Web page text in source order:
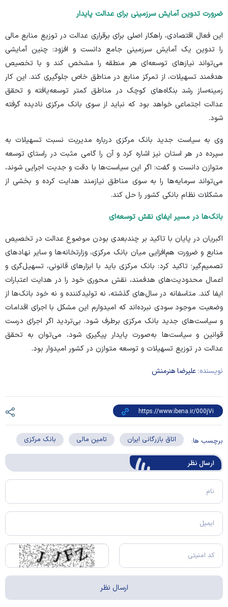
ضرورت تدوین آمایش سرزمینی برای عدالت پایدار
این فعال اقتصادی، راهکار اصلی برای برقراری عدالت در توزیع منابع مالی
را تدوین یک آمایش سرزمینی جامع دانست و افزود: چنین آمایشی
می‌تواند نیاز‌های توسعه‌ای هر منطقه را مشخص کند و با تخصیص
هدفمند تسهیلات، از تمرکز منابع در مناطق خاص جلوگیری کند. این کار
زمینه‌ساز رشد بنگاه‌های کوچک در مناطق کمتر توسعه‌یافته و تحقق
عدالت اجتماعی خواهد بود که نباید از سوی بانک مرکزی نادیده گرفته
شود.
وی به سیاست جدید بانک مرکزی درباره مدیریت نسبت تسهیلات به
سپرده در هر استان نیز اشاره کرد و آن را گامی مثبت در راستای توسعه
متوازن دانست و گفت: اگر این سیاست‌ها با دقت و جدیت اجرایی شوند،
می‌تواند سرمایه‌ها را به سوی مناطق نیازمند هدایت کرده و بخشی از
مشکلات نظام بانکی کشور را حل کند.
بانک‌ها در مسیر ایفای نقش توسعه‌ای
اکبریان در پایان با تاکید بر چندبعدی بودن موضوع عدالت در تخصیص
منابع و ضرورت هم‌افزایی میان بانک مرکزی، وزارتخانه‌ها و سایر نهاد‌های
تصمیم‌گیر؛ تاکید کرد: بانک مرکزی باید با ابزار‌های قانونی، تسهیل‌گری و
اعمال محدودیت‌های هدفمند، نقش محوری خود را در هدایت اعتبارات
ایفا کند. متاسفانه در سال‌های گذشته، نه تولیدکننده و نه خود بانک‌ها از
وضعیت موجود سودی نبرده‌اند که امیدوارم این مشکل با اجرای اقدامات
و سیاست‌های جدید بانک مرکزی برطرف شود. بی‌تردید اگر اجرای درست
قوانین و سیاست‌ها به‌صورت پایدار پیگیری شود، می‌توان به تحقق
عدالت در توزیع تسهیلات و توسعه متوازن در کشور امیدوار بود.
نویسنده: علیرضا هنرمنش
برچسب ها: اتاق بازرگانی ایران تامین مالی بانک مرکزی
ارسال‌ نظر